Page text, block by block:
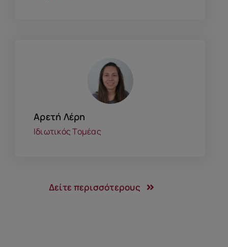
Αρετή Λέρη
Ιδιωτικός Τομέας
Δείτε περισσότερους